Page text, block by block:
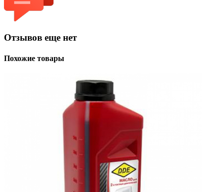
Отзывов еще нет
Похожие товары